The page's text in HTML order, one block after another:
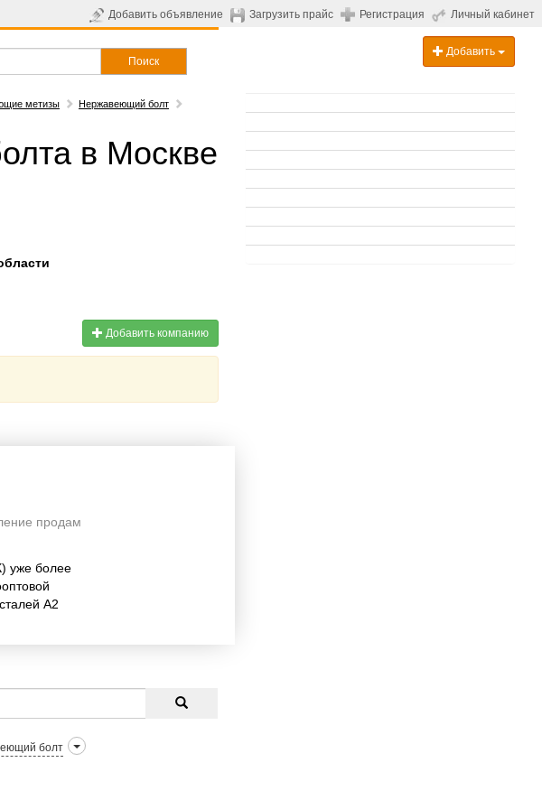
Добавить объявление Загрузить прайс Регистрация Личный кабинет
Поиск
Добавить
метизы
Нержавеющий болт
в Москве
Добавить компанию
продам
уже более
А2
болт